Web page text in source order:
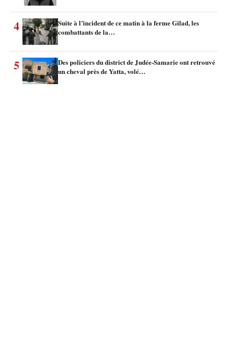
4
Suite à l’incident de ce matin à la ferme Gilad, les
combattants de la…
5
Des policiers du district de Judée-Samarie ont retrouvé
un cheval près de Yatta, volé…